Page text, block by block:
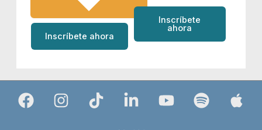
Inscríbete ahora
Inscríbete
ahora